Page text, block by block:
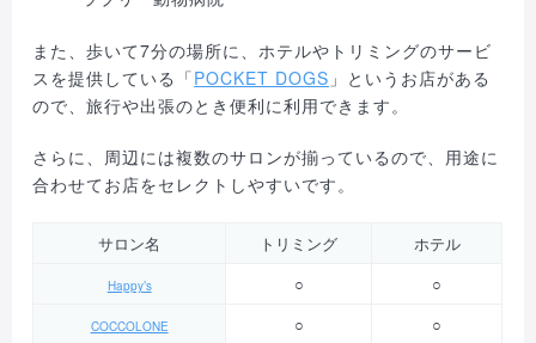
また、歩いて7分の場所に、ホテルやトリミングのサービ
スを提供している「POCKET DOGS 」というお店がある
ので、旅行や出張のとき便利に利用できます。
さらに、周辺には複数のサロンが揃っているので、用途に
合わせてお店をセレクトしやすいです。
サロン名 トリミング ホテル
Happy’s ○ ○
COCCOLONE ○ ○